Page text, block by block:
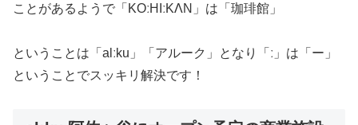
ことがあるようで「KOːHIːKΛN」は「珈琲館」
ということは「alːku」「アルーク」となり「ː」は「ー」
ということでスッキリ解決です！